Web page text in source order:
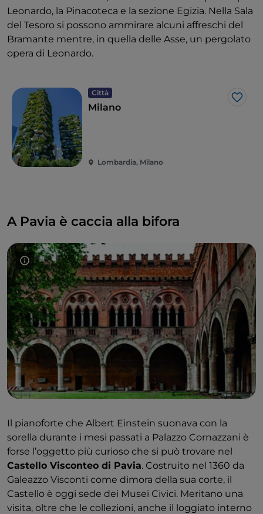
Leonardo, la Pinacoteca e la sezione Egizia. Nella Sala
del Tesoro si possono ammirare alcuni affreschi del
Bramante mentre, in quella delle Asse, un pergolato
opera di Leonardo.
Città
Like
Milano
Lombardia, Milano
A Pavia è caccia alla bifora
Il pianoforte che Albert Einstein suonava con la
sorella durante i mesi passati a Palazzo Cornazzani è
forse l’oggetto più curioso che si può trovare nel
Castello Visconteo di Pavia. Costruito nel 1360 da
Galeazzo Visconti come dimora della sua corte, il
Castello è oggi sede dei Musei Civici. Meritano una
visita, oltre che le collezioni, anche il loggiato interno